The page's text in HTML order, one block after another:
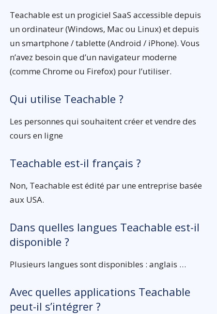
Teachable est un progiciel SaaS accessible depuis
un ordinateur (Windows, Mac ou Linux) et depuis
un smartphone / tablette (Android / iPhone). Vous
n’avez besoin que d’un navigateur moderne
(comme Chrome ou Firefox) pour l’utiliser.
Qui utilise Teachable ?
Les personnes qui souhaitent créer et vendre des
cours en ligne
Teachable est-il français ?
Non, Teachable est édité par une entreprise basée
aux USA.
Dans quelles langues Teachable est-il
disponible ?
Plusieurs langues sont disponibles : anglais …
Avec quelles applications Teachable
peut-il s’intégrer ?